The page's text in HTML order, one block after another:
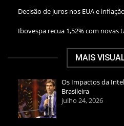
Decisão de juros nos EUA e
Ibovespa recua 1,52% com novas
MAIS
Os Impactos da
Brasileira
julho 24, 2026